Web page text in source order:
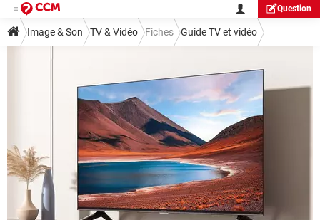
Question
Image & Son TV & Vidéo Fiches Guide TV et vidéo